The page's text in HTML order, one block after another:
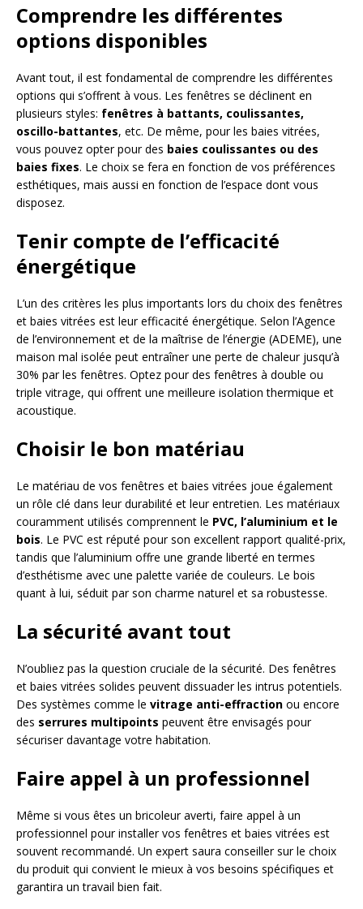
Comprendre les différentes
options disponibles
Avant tout, il est fondamental de comprendre les différentes
options qui s’offrent à vous. Les fenêtres se déclinent en
plusieurs styles: fenêtres à battants, coulissantes,
oscillo-battantes, etc. De même, pour les baies vitrées,
vous pouvez opter pour des baies coulissantes ou des
baies fixes. Le choix se fera en fonction de vos préférences
esthétiques, mais aussi en fonction de l’espace dont vous
disposez.
Tenir compte de l’efficacité
énergétique
L’un des critères les plus importants lors du choix des fenêtres
et baies vitrées est leur efficacité énergétique. Selon l’Agence
de l’environnement et de la maîtrise de l’énergie (ADEME), une
maison mal isolée peut entraîner une perte de chaleur jusqu’à
30% par les fenêtres. Optez pour des fenêtres à double ou
triple vitrage, qui offrent une meilleure isolation thermique et
acoustique.
Choisir le bon matériau
Le matériau de vos fenêtres et baies vitrées joue également
un rôle clé dans leur durabilité et leur entretien. Les matériaux
couramment utilisés comprennent le PVC, l’aluminium et le
bois. Le PVC est réputé pour son excellent rapport qualité-prix,
tandis que l’aluminium offre une grande liberté en termes
d’esthétisme avec une palette variée de couleurs. Le bois
quant à lui, séduit par son charme naturel et sa robustesse.
La sécurité avant tout
N’oubliez pas la question cruciale de la sécurité. Des fenêtres
et baies vitrées solides peuvent dissuader les intrus potentiels.
Des systèmes comme le vitrage anti-effraction ou encore
des serrures multipoints peuvent être envisagés pour
sécuriser davantage votre habitation.
Faire appel à un professionnel
Même si vous êtes un bricoleur averti, faire appel à un
professionnel pour installer vos fenêtres et baies vitrées est
souvent recommandé. Un expert saura conseiller sur le choix
du produit qui convient le mieux à vos besoins spécifiques et
garantira un travail bien fait.